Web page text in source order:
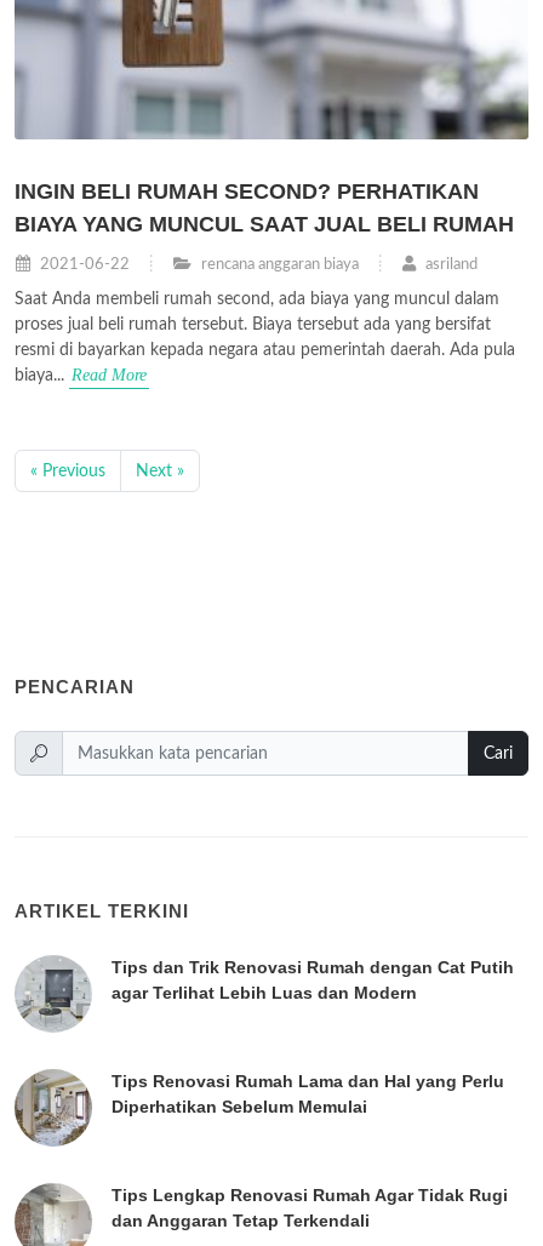
INGIN BELI RUMAH SECOND? PERHATIKAN
BIAYA YANG MUNCUL SAAT JUAL BELI RUMAH
2021-06-22 rencana anggaran biaya asriland
Saat Anda membeli rumah second, ada biaya yang muncul dalam
proses jual beli rumah tersebut. Biaya tersebut ada yang bersifat
resmi di bayarkan kepada negara atau pemerintah daerah. Ada pula
biaya... Read More
« Previous Next »
PENCARIAN
Cari
ARTIKEL TERKINI
Tips dan Trik Renovasi Rumah dengan Cat Putih
agar Terlihat Lebih Luas dan Modern
Tips Renovasi Rumah Lama dan Hal yang Perlu
Diperhatikan Sebelum Memulai
Tips Lengkap Renovasi Rumah Agar Tidak Rugi
dan Anggaran Tetap Terkendali